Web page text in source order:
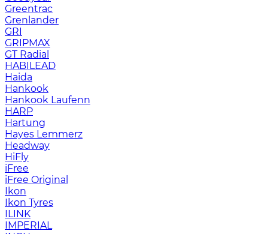
Greentrac
Grenlander
GRI
GRIPMAX
GT Radial
HABILEAD
Haida
Hankook
Hankook Laufenn
HARP
Hartung
Hayes Lemmerz
Headway
HiFly
iFree
iFree Original
Ikon
Ikon Tyres
ILINK
IMPERIAL